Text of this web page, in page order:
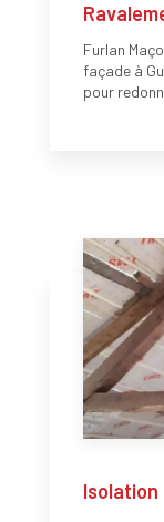
Furlan
façade à
pour